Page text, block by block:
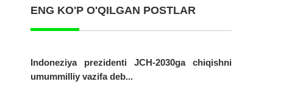
ENG KO'P O'QILGAN POSTLAR
Indoneziya prezidenti JCH-2030ga chiqishni
umummilliy vazifa deb...